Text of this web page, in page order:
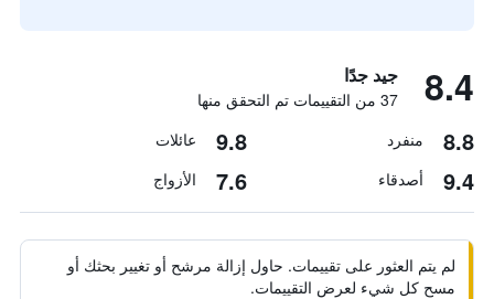
8.4 جيد جدًا
37 من التقييمات تم التحقق منها
8.8 منفرد 9.8 عائلات
9.4 أصدقاء 7.6 الأزواج
لم يتم العثور على تقييمات. حاول إزالة مرشح أو تغيير بحثك أو
مسح كل شيء لعرض التقييمات.